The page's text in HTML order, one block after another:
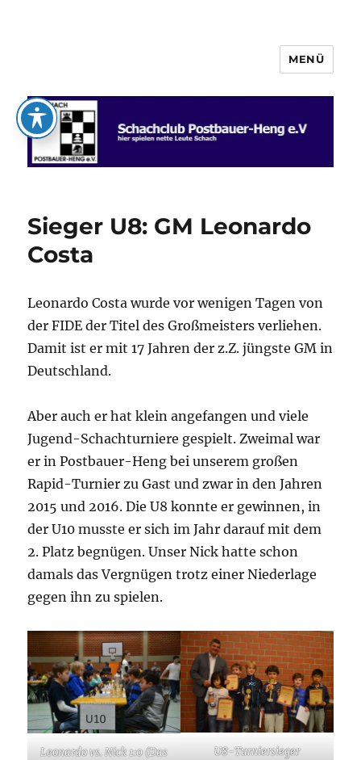
Schachclub Postbauer-Heng e.V.
MENÜ
Sieger U8: GM Leonardo
Costa
Leonardo Costa wurde vor wenigen Tagen von
der FIDE der Titel des Großmeisters verliehen.
Damit ist er mit 17 Jahren der z.Z. jüngste GM in
Deutschland.
Aber auch er hat klein angefangen und viele
Jugend-Schachturniere gespielt. Zweimal war
er in Postbauer-Heng bei unserem großen
Rapid-Turnier zu Gast und zwar in den Jahren
2015 und 2016. Die U8 konnte er gewinnen, in
der U10 musste er sich im Jahr darauf mit dem
2. Platz begnügen. Unser Nick hatte schon
damals das Vergnügen trotz einer Niederlage
gegen ihn zu spielen.
Leonardo vs. Nick 1:0 (Das
U8-Turniersieger